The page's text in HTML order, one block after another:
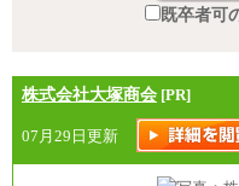
既卒者可
株式会社大塚商会 [PR]
07月29日更新